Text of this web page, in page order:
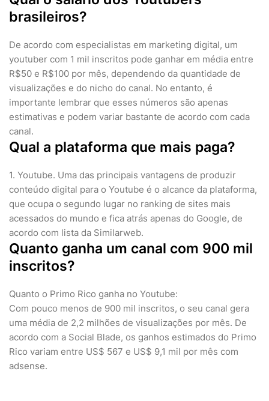
brasileiros?
De acordo com especialistas em marketing digital, um
youtuber com 1 mil inscritos pode ganhar em média entre
R$50 e R$100 por mês, dependendo da quantidade de
visualizações e do nicho do canal. No entanto, é
importante lembrar que esses números são apenas
estimativas e podem variar bastante de acordo com cada
canal.
Qual a plataforma que mais paga?
1. Youtube. Uma das principais vantagens de produzir
conteúdo digital para o Youtube é o alcance da plataforma,
que ocupa o segundo lugar no ranking de sites mais
acessados do mundo e fica atrás apenas do Google, de
acordo com lista da Similarweb.
Quanto ganha um canal com 900 mil
inscritos?
Quanto o Primo Rico ganha no Youtube:
Com pouco menos de 900 mil inscritos, o seu canal gera
uma média de 2,2 milhões de visualizações por mês. De
acordo com a Social Blade, os ganhos estimados do Primo
Rico variam entre US$ 567 e US$ 9,1 mil por mês com
adsense.